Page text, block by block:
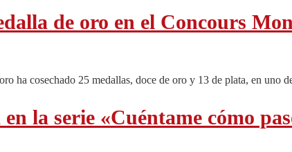
de oro en el Concours
ha cosechado 25 medallas, doce de oro y 13 de plata, en uno
la serie «Cuéntame cómo